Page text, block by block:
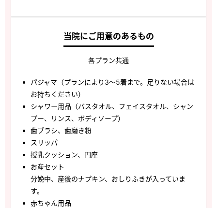
当院にご用意のあるもの
各プラン共通
パジャマ（プランにより3～5着まで。足りない場合は
お持ちください）
シャワー用品（バスタオル、フェイスタオル、シャン
プー、リンス、ボディソープ）
歯ブラシ、歯磨き粉
スリッパ
授乳クッション、円座
お産セット
分娩中、産後のナプキン、おしりふきが入っていま
す。
赤ちゃん用品